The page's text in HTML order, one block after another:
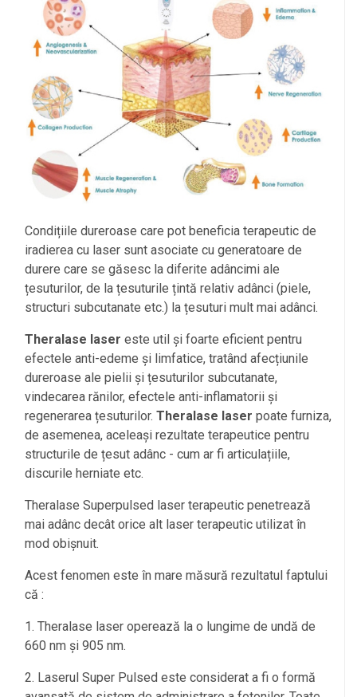
Condițiile dureroase care pot beneficia terapeutic de
iradierea cu laser sunt asociate cu generatoare de
durere care se găsesc la diferite adâncimi ale
țesuturilor, de la țesuturile țintă relativ adânci (piele,
structuri subcutanate etc.) la țesuturi mult mai adânci.
Theralase laser este util și foarte eficient pentru
efectele anti-edeme și limfatice, tratând afecțiunile
dureroase ale pielii și țesuturilor subcutanate,
vindecarea rănilor, efectele anti-inflamatorii și
regenerarea țesuturilor. Theralase laser poate furniza,
de asemenea, aceleași rezultate terapeutice pentru
structurile de țesut adânc - cum ar fi articulațiile,
discurile herniate etc.
Theralase Superpulsed laser terapeutic penetrează
mai adânc decât orice alt laser terapeutic utilizat în
mod obișnuit.
Acest fenomen este în mare măsură rezultatul faptului
că :
1. Theralase laser operează la o lungime de undă de
660 nm și 905 nm.
2. Laserul Super Pulsed este considerat a fi o formă